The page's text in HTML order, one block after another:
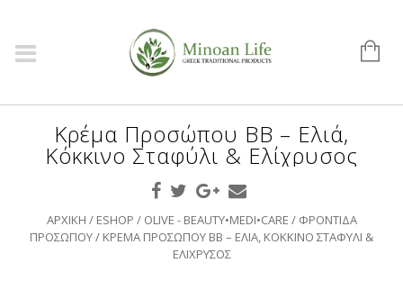
Κρέμα Προσώπου BB – Ελιά,
Κόκκινο Σταφύλι & Ελίχρυσος
ΑΡΧΙΚΉ / ESHOP / OLIVE - BEAUTY•MEDI•CARE / ΦΡΟΝΤΊΔΑ
ΠΡΟΣΏΠΟΥ/ ΚΡΈΜΑ ΠΡΟΣΏΠΟΥ BB – ΕΛΙΆ, ΚΌΚΚΙΝΟ ΣΤΑΦΎΛΙ &
ΕΛΊΧΡΥΣΟΣ